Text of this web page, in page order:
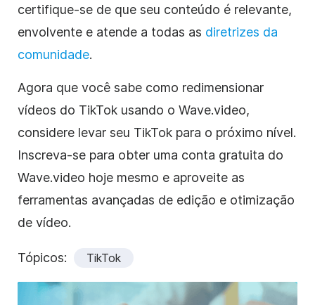
certifique-se de que seu conteúdo é relevante,
envolvente e atende a todas as diretrizes da
comunidade.
Agora que você sabe como redimensionar
vídeos do TikTok usando o Wave.video,
considere levar seu TikTok para o próximo nível.
Inscreva-se para obter uma conta gratuita do
Wave.video hoje mesmo e aproveite as
ferramentas avançadas de edição e otimização
de vídeo.
Tópicos: TikTok